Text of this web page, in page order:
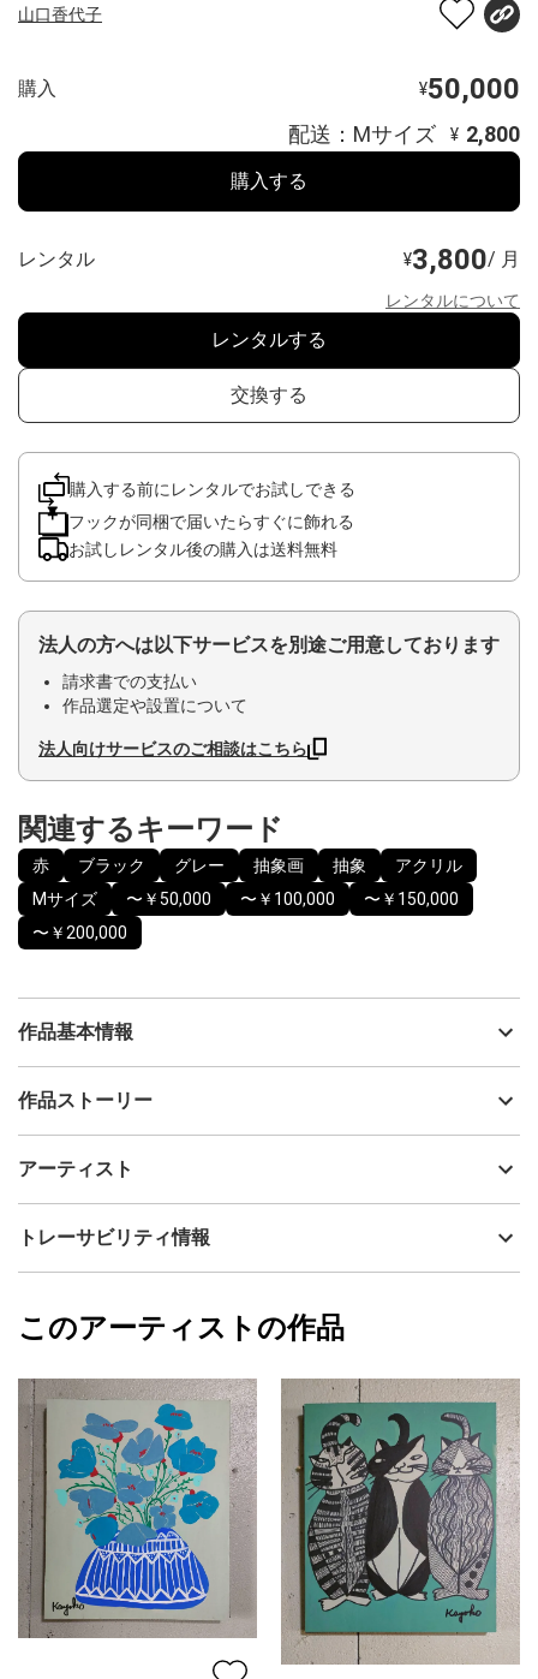
山口香代子
購入 ¥50,000
配送：Mサイズ ¥ 2,800
購入する
レンタル ¥3,800/ 月
レンタルについて
レンタルする
交換する
購入する前にレンタルでお試しできる
フックが同梱で届いたらすぐに飾れる
お試しレンタル後の購入は送料無料
法人の方へは以下サービスを別途ご用意しております
請求書での支払い
作品選定や設置について
法人向けサービスのご相談はこちら
関連するキーワード
赤 ブラック グレー 抽象画 抽象
アクリル
Mサイズ
〜￥50,000 〜￥100,000
〜￥150,000
〜￥200,000
作品基本情報
出品者
制作年
技法
アクリル
カラー
赤
グレー
ジャンル
抽象画
配送目安
二週間以内
作品ストーリー
モノトーンの中に鮮烈な赤と青が映え、まるでおとぎ話や神話の
この絵の背景の黒はマジックで描いてます。
​自由な感覚でお楽しみいただければ嬉しいです。
って見え方が楽しめます。
画面環境によっては、若干色味が異なる可能性がございますがご
了承くださいませ。
直射日光があたらない場所に飾ることをおすすめします。
アーティスト
山口香代子
フォローする
トレーサビリティ情報
山口香代子
このアーティストの作品